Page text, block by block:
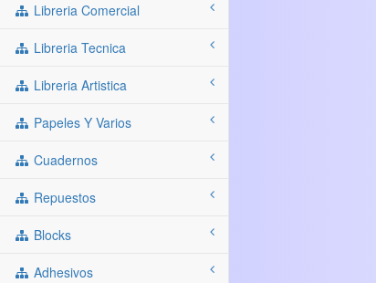
Libreria Comercial
Libreria Tecnica
Libreria Artistica
Papeles Y Varios
Cuadernos
Repuestos
Blocks
Adhesivos